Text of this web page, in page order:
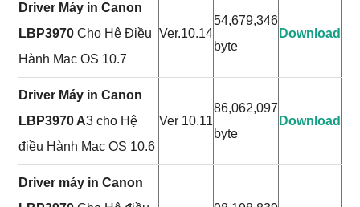
Driver Máy in Canon
LBP3970 Cho Hệ Điều
Hành Mac OS 10.7
Ver.10.14
54,679,346
byte
Download
Driver Máy in Canon
LBP3970 A3 cho Hệ
điều Hành Mac OS 10.6
Ver 10.11
86,062,097
byte
Download
Driver máy in Canon